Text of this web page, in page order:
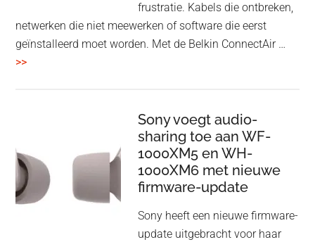
frustratie. Kabels die ontbreken,
netwerken die niet meewerken of software die eerst
geïnstalleerd moet worden. Met de Belkin ConnectAir …
>>overBelkin
draadloos
presenteren
zonder
Wi-
Sony voegt audio-
sharing toe aan WF-
1000XM5 en WH-
1000XM6 met nieuwe
firmware-update
Sony heeft een nieuwe firmware-
update uitgebracht voor haar